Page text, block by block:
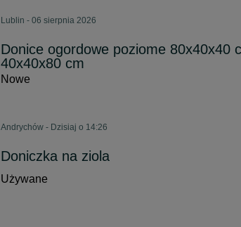
Lublin - 06 sierpnia 2026
Donice ogordowe poziome 80x40x40
40x40x80 cm
Nowe
Andrychów - Dzisiaj o 14:26
Doniczka na ziola
Używane